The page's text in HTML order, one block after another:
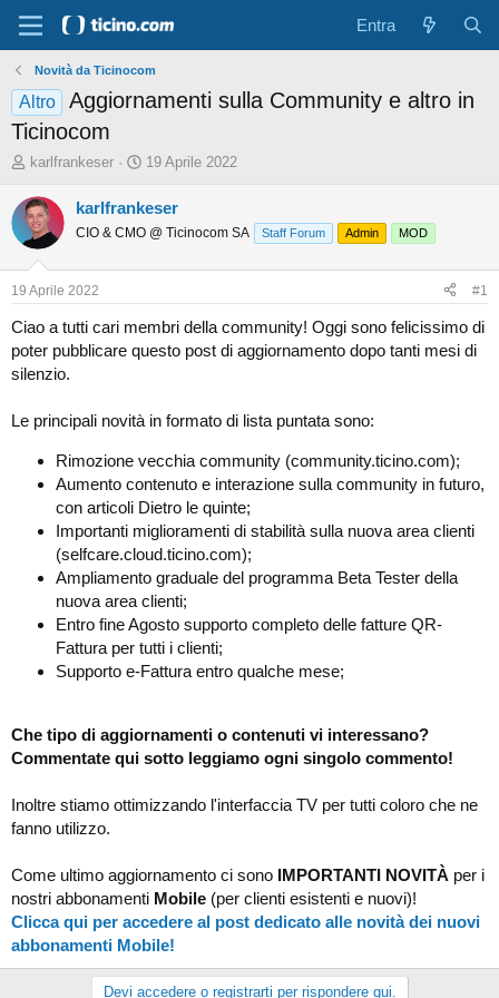
Entra
Novità da Ticinocom
Altro
Aggiornamenti sulla Community e altro in
Ticinocom
A
t
o
r
e
d
i
s
c
u
s
karlfrankeser
D
t
d
n
i
i
19 Aprile 2022
karlfrankeser
CIO & CMO @ Ticinocom SA Staff Forum Admin MOD
19 Aprile 2022 #1
Ciao a tutti cari membri della community! Oggi sono felicissimo di
poter pubblicare questo post di aggiornamento dopo tanti mesi di
silenzio.
Le principali novità in formato di lista puntata sono:
Rimozione vecchia community (community.ticino.com);
Aumento contenuto e interazione sulla community in futuro,
con articoli Dietro le quinte;
Importanti miglioramenti di stabilità sulla nuova area clienti
(selfcare.cloud.ticino.com);
Ampliamento graduale del programma Beta Tester della
nuova area clienti;
Entro fine Agosto supporto completo delle fatture QR-
Fattura per tutti i clienti;
Supporto e-Fattura entro qualche mese;
Che tipo di aggiornamenti o contenuti vi interessano?
Commentate qui sotto leggiamo ogni singolo commento!
Inoltre stiamo ottimizzando l'interfaccia TV per tutti coloro che ne
fanno utilizzo.
Come ultimo aggiornamento ci sono IMPORTANTI NOVITÀ per i
nostri abbonamenti Mobile (per clienti esistenti e nuovi)!
Clicca qui per accedere al post dedicato alle novità dei nuovi
abbonamenti Mobile!
Devi accedere o registrarti per rispondere qui.